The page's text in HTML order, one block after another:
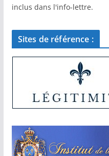
inclus dans l'info-lettre.
Sites de référence :